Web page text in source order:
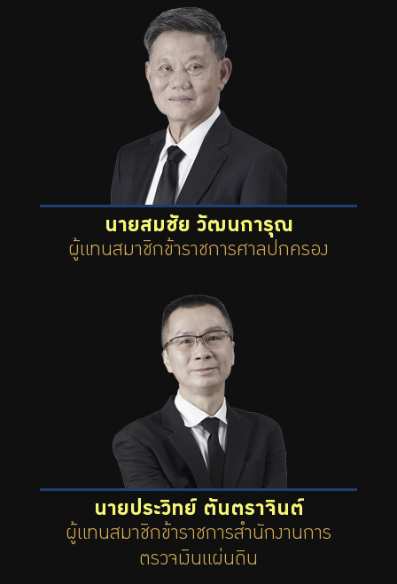
นายสมชัย วัฒนการุณ
ผู้แทนสมาชิกข้าราชการศาลปกครอง
นายประวิทย์ ตันตราจินต์
ผู้แทนสมาชิกข้าราชการสำนักงานการ
ตรวจเงินแผ่นดิน